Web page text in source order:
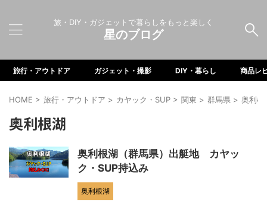
旅・DIY・ガジェットで暮らしをもっと楽しく
星のブログ
旅行・アウトドア ガジェット・撮影 DIY・暮らし 商品レ
HOME > 旅行・アウトドア > カヤック・SUP > 関東 > 群馬県 > 奥利根
奥利根湖
奥利根湖（群馬県）出艇地 カヤッ
ク・SUP持込み
奥利根湖